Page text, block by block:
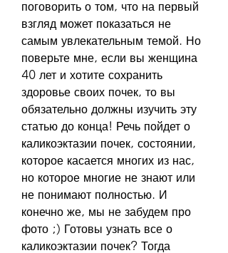
поговорить о том, что на первый
взгляд может показаться не
самым увлекательным темой. Но
поверьте мне, если вы женщина
40 лет и хотите сохранить
здоровье своих почек, то вы
обязательно должны изучить эту
статью до конца! Речь пойдет о
каликоэктазии почек, состоянии,
которое касается многих из нас,
но которое многие не знают или
не понимают полностью. И
конечно же, мы не забудем про
фото ;) Готовы узнать все о
каликоэктазии почек? Тогда